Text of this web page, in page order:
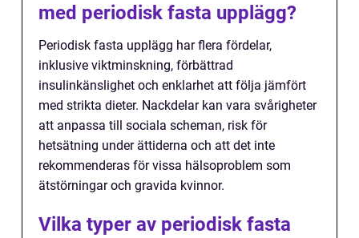
med periodisk fasta upplägg?
Periodisk fasta upplägg har flera fördelar,
inklusive viktminskning, förbättrad
insulinkänslighet och enklarhet att följa jämfört
med strikta dieter. Nackdelar kan vara svårigheter
att anpassa till sociala scheman, risk för
hetsätning under ättiderna och att det inte
rekommenderas för vissa hälsoproblem som
ätstörningar och gravida kvinnor.
Vilka typer av periodisk fasta